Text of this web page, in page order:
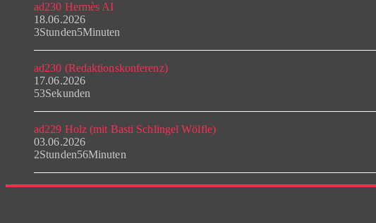
ad230 Hermès AI
18.06.2026
3Stunden5Minuten
ad230 (Redaktionskonferenz)
17.06.2026
53Sekunden
ad229 Holz (mit Basti Schlingel Wölfle)
03.06.2026
2Stunden56Minuten